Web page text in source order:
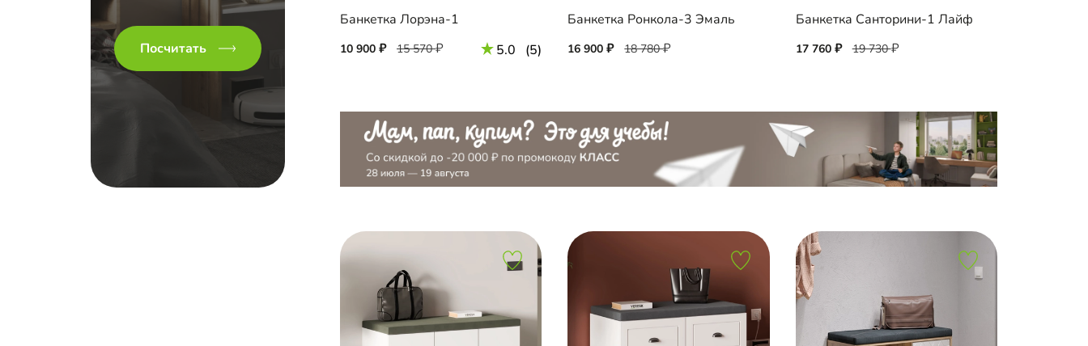
Посчитать
Банкетка Лорэна-1
10 900 15 570 5.0 (5)
Банкетка Ронкола-3 Эмаль
16 900 18 780
Банкетка Санторини-1 Лайф
17 760 19 730